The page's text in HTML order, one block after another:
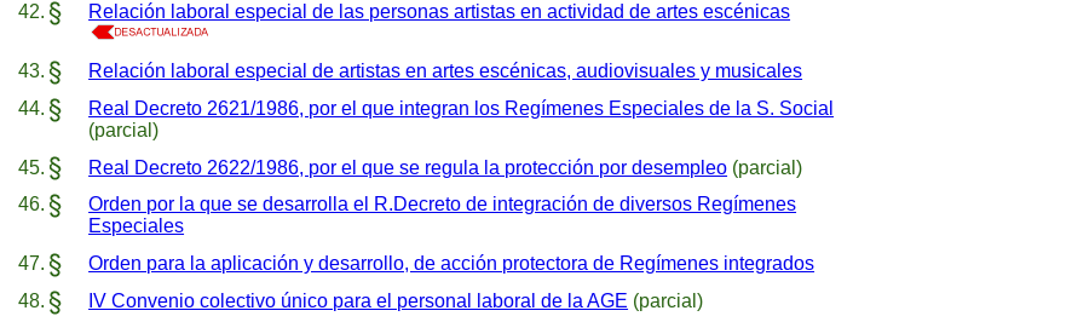
Relación laboral especial de las personas artistas en actividad de artes escénicas
Relación laboral especial de artistas en artes escénicas, audiovisuales y musicales
Real Decreto 2621/1986, por el que integran los Regímenes Especiales de la S. Social
(parcial)
Real Decreto 2622/1986, por el que se regula la protección por desempleo (parcial)
Orden por la que se desarrolla el R.Decreto de integración de diversos Regímenes
Especiales
Orden para la aplicación y desarrollo, de acción protectora de Regímenes integrados
IV Convenio colectivo único para el personal laboral de la AGE (parcial)